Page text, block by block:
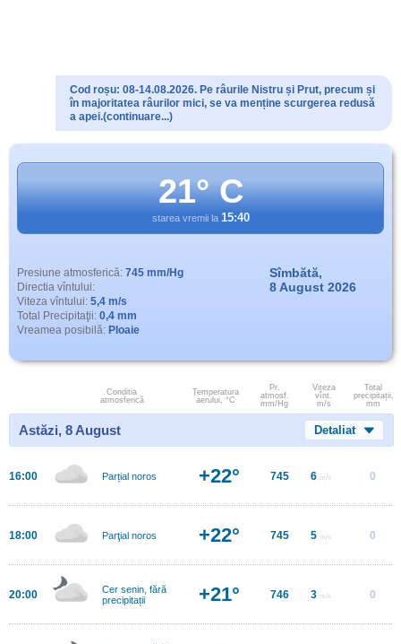
Cod roșu: 08-14.08.2026. Pe râurile Nistru și Prut, precum și
în majoritatea râurilor mici, se va menține scurgerea redusă
a apei.(continuare...)
21° C
starea vremii la 15:40
Presiune atmosferică: 745 mm/Hg
Directia vîntului:
Viteza vîntului: 5,4 m/s
Total Precipitaţii: 0,4 mm
Vreamea posibilă: Ploaie
Sîmbătă,
8 August 2026
Conditia
atmosferică
Temperatura
aerului, °C
Pr.
atmosf.
mm/Hg
Viteza
vînt.
m/s
Total
precipitații,
mm
Astăzi, 8 August Detaliat
16:00 Parțial noros +22° 745 6 m/s 0
18:00 Parţial noros +22° 745 5 m/s 0
20:00
Cer senin, fără
precipitații
+21° 746 3 m/s 0